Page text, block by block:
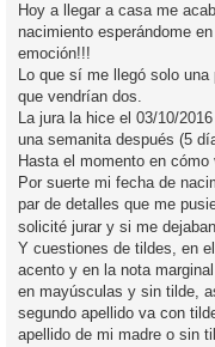
s
a
e
Hoy a llegar a casa me
nacimiento esperándome
emoción!!!
Lo que sí me llegó solo
que vendrían dos.
La jura la hice el 03/10/
una semanita después (5
Hasta el momento en
Por suerte mi fecha de
par de detalles que me
solicité jurar y si me
Y cuestiones de tildes, en
acento y en la nota
en mayúsculas y sin tilde,
segundo apellido va con
apellido de mi madre o sin